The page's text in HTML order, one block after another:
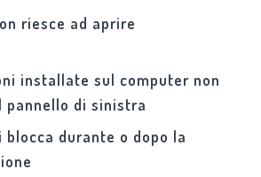
riesce ad aprire
installate sul computer non
pannello di sinistra
blocca durante o dopo la